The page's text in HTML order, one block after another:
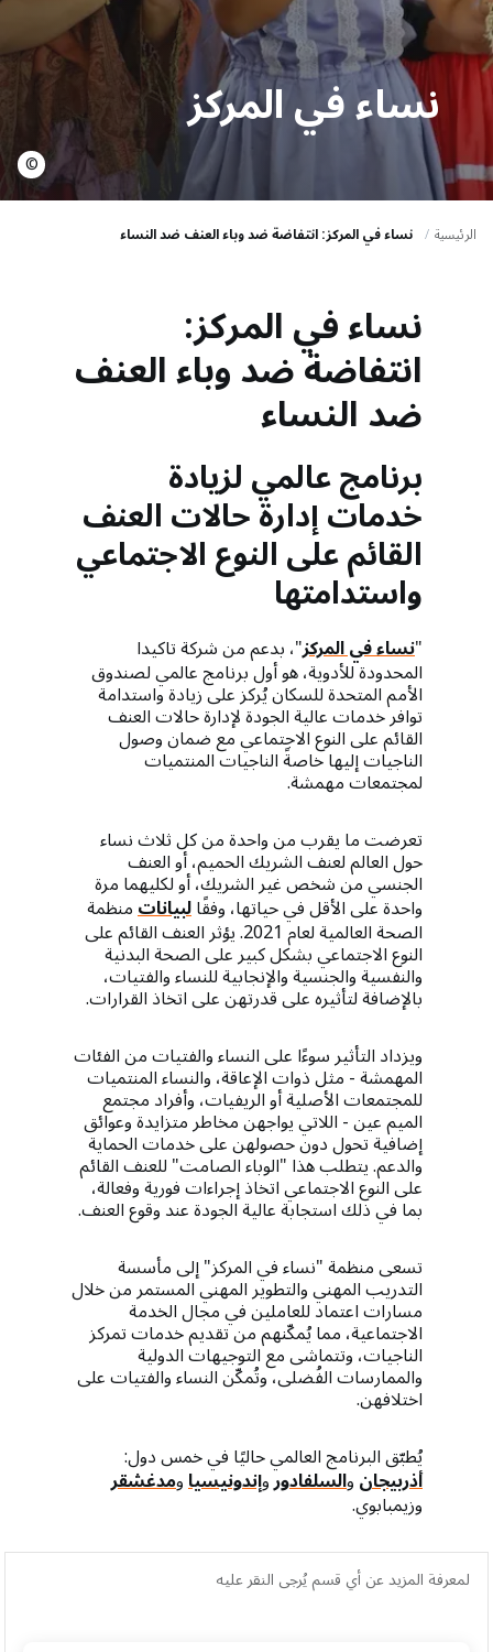
t
i
o
n
نساء في المركز
©
الرئيسية نساء في المركز: انتفاضة ضد وباء العنف ضد النساء
نساء في المركز:
انتفاضة ضد وباء العنف
ضد النساء
برنامج عالمي لزيادة
خدمات إدارة حالات العنف
القائم على النوع الاجتماعي
واستدامتها
"نساء في المركز"، بدعم من شركة تاكيدا
المحدودة للأدوية، هو أول برنامج عالمي لصندوق
الأمم المتحدة للسكان يُركز على زيادة واستدامة
توافر خدمات عالية الجودة لإدارة حالات العنف
القائم على النوع الاجتماعي مع ضمان وصول
الناجيات إليها خاصةً الناجيات المنتميات
لمجتمعات مهمشة.
تعرضت ما يقرب من واحدة من كل ثلاث نساء
حول العالم لعنف الشريك الحميم، أو العنف
الجنسي من شخص غير الشريك، أو لكليهما مرة
واحدة على الأقل في حياتها، وفقًالبياناتمنظمة
الصحة العالمية لعام 2021. يؤثر العنف القائم على
النوع الاجتماعي بشكل كبير على الصحة البدنية
والنفسية والجنسية والإنجابية للنساء والفتيات،
بالإضافة لتأثيره على قدرتهن على اتخاذ القرارات.
ويزداد التأثير سوءًا على النساء والفتيات من الفئات
المهمشة - مثل ذوات الإعاقة، والنساء المنتميات
للمجتمعات الأصلية أو الريفيات، وأفراد مجتمع
الميم عين - اللاتي يواجهن مخاطر متزايدة وعوائق
إضافية تحول دون حصولهن على خدمات الحماية
والدعم. يتطلب هذا "الوباء الصامت" للعنف القائم
على النوع الاجتماعي اتخاذ إجراءات فورية وفعالة،
بما في ذلك استجابة عالية الجودة عند وقوع العنف.
تسعى منظمة "نساء في المركز" إلى مأسسة
التدريب المهني والتطوير المهني المستمر من خلال
مسارات اعتماد للعاملين في مجال الخدمة
الاجتماعية، مما يُمكّنهم من تقديم خدمات تمركز
الناجيات، وتتماشى مع التوجيهات الدولية
والممارسات الفُضلى، وتُمكّن النساء والفتيات على
اختلافهن.
يُطبّق البرنامج العالمي حاليًا في خمس دول:
أذربيجانوالسلفادوروإندونيسياومدغشقر
وزيمبابوي.
لمعرفة المزيد عن أي قسم يُرجى النقر عليه